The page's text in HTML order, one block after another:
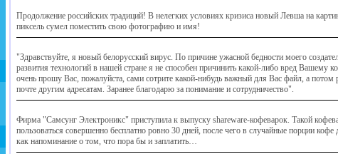
Продолжение российских традиций! В нелегких условиях кризиса новый Левша на
пиксель сумел поместить свою фотографию и имя!
"Здравствуйте, я новый белорусский вирус. По причине ужасной бедности моего
развития технологий в нашей стране я не способен причинить какой-либо вред Вашему
очень прошу Вас, пожалуйста, сами сотрите какой-нибудь важный для Вас файл, а потом
почте другим адресатам. Заранее благодарю за понимание и сотрудничество".
Фирма "Самсунг Электроникс" приступила к выпуску shareware-кофеварок. Такой
пользоваться совершенно бесплатно ровно 30 дней, после чего в случайные порции кофе
как напоминание о том, что пора бы и заплатить…